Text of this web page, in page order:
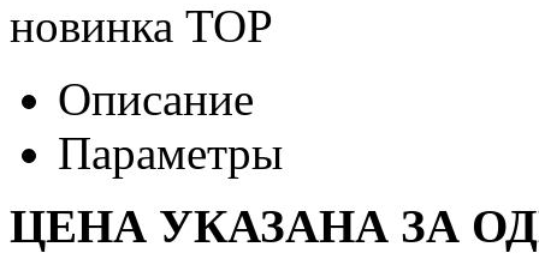
новинка TOP
Описание
Параметры
ЦЕНА УКАЗАНА ЗА